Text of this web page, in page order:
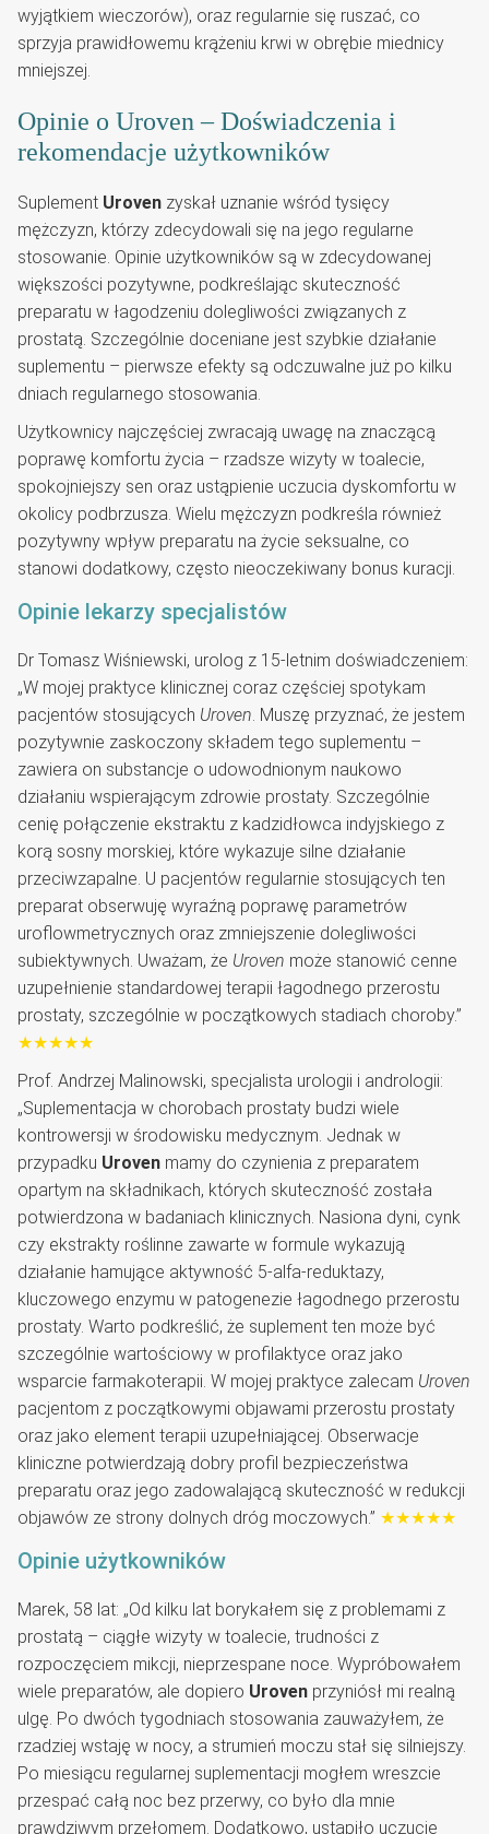
wyjątkiem wieczorów), oraz regularnie się ruszać, co
sprzyja prawidłowemu krążeniu krwi w obrębie miednicy
mniejszej.
Opinie o Uroven – Doświadczenia i
rekomendacje użytkowników
Suplement Uroven zyskał uznanie wśród tysięcy
mężczyzn, którzy zdecydowali się na jego regularne
stosowanie. Opinie użytkowników są w zdecydowanej
większości pozytywne, podkreślając skuteczność
preparatu w łagodzeniu dolegliwości związanych z
prostatą. Szczególnie doceniane jest szybkie działanie
suplementu – pierwsze efekty są odczuwalne już po kilku
dniach regularnego stosowania.
Użytkownicy najczęściej zwracają uwagę na znaczącą
poprawę komfortu życia – rzadsze wizyty w toalecie,
spokojniejszy sen oraz ustąpienie uczucia dyskomfortu w
okolicy podbrzusza. Wielu mężczyzn podkreśla również
pozytywny wpływ preparatu na życie seksualne, co
stanowi dodatkowy, często nieoczekiwany bonus kuracji.
Opinie lekarzy specjalistów
Dr Tomasz Wiśniewski, urolog z 15-letnim doświadczeniem:
„W mojej praktyce klinicznej coraz częściej spotykam
pacjentów stosujących Uroven. Muszę przyznać, że jestem
pozytywnie zaskoczony składem tego suplementu –
zawiera on substancje o udowodnionym naukowo
działaniu wspierającym zdrowie prostaty. Szczególnie
cenię połączenie ekstraktu z kadzidłowca indyjskiego z
korą sosny morskiej, które wykazuje silne działanie
przeciwzapalne. U pacjentów regularnie stosujących ten
preparat obserwuję wyraźną poprawę parametrów
uroflowmetrycznych oraz zmniejszenie dolegliwości
subiektywnych. Uważam, że Uroven może stanowić cenne
uzupełnienie standardowej terapii łagodnego przerostu
prostaty, szczególnie w początkowych stadiach choroby.”
★★★★★
Prof. Andrzej Malinowski, specjalista urologii i andrologii:
„Suplementacja w chorobach prostaty budzi wiele
kontrowersji w środowisku medycznym. Jednak w
przypadku Uroven mamy do czynienia z preparatem
opartym na składnikach, których skuteczność została
potwierdzona w badaniach klinicznych. Nasiona dyni, cynk
czy ekstrakty roślinne zawarte w formule wykazują
działanie hamujące aktywność 5-alfa-reduktazy,
kluczowego enzymu w patogenezie łagodnego przerostu
prostaty. Warto podkreślić, że suplement ten może być
szczególnie wartościowy w profilaktyce oraz jako
wsparcie farmakoterapii. W mojej praktyce zalecam Uroven
pacjentom z początkowymi objawami przerostu prostaty
oraz jako element terapii uzupełniającej. Obserwacje
kliniczne potwierdzają dobry profil bezpieczeństwa
preparatu oraz jego zadowalającą skuteczność w redukcji
objawów ze strony dolnych dróg moczowych.” ★★★★★
Opinie użytkowników
Marek, 58 lat: „Od kilku lat borykałem się z problemami z
prostatą – ciągłe wizyty w toalecie, trudności z
rozpoczęciem mikcji, nieprzespane noce. Wypróbowałem
wiele preparatów, ale dopiero Uroven przyniósł mi realną
ulgę. Po dwóch tygodniach stosowania zauważyłem, że
rzadziej wstaję w nocy, a strumień moczu stał się silniejszy.
Po miesiącu regularnej suplementacji mogłem wreszcie
przespać całą noc bez przerwy, co było dla mnie
prawdziwym przełomem. Dodatkowo, ustąpiło uczucie